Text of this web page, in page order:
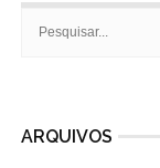
ARQUIVOS